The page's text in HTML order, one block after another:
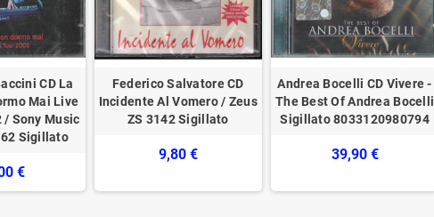
CD La
Mai Live
/ Sony Music
Sigillato
€
Federico Salvatore CD
Incidente Al Vomero / Zeus
ZS 3142 Sigillato
9,80 €
Andrea Bocelli CD Vivere -
The Best Of Andrea Bocelli
Sigillato 8033120980794
39,90 €